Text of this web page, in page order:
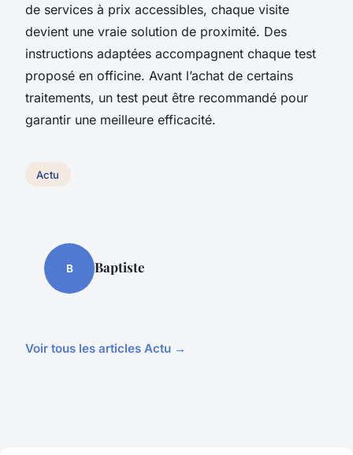
de services à prix accessibles, chaque visite
devient une vraie solution de proximité. Des
instructions adaptées accompagnent chaque test
proposé en officine. Avant l’achat de certains
traitements, un test peut être recommandé pour
garantir une meilleure efficacité.
Actu
B Baptiste
Voir tous les articles Actu →